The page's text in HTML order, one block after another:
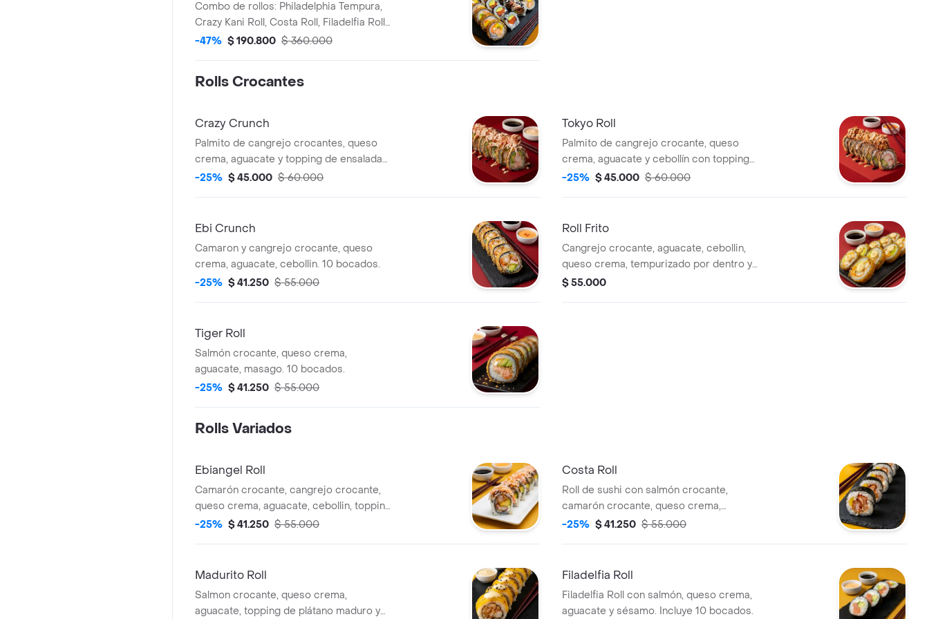
Combo de rollos: Philadelphia Tempura,
Crazy Kani Roll, Costa Roll, Filadelfia Roll
acompañado de una bebida de 1.5 litros.
-47% $ 190.800 $ 360.000
Rolls Crocantes
Crazy Crunch
Palmito de cangrejo crocantes, queso
crema, aguacate y topping de ensalada
dinamita con nuestras salsas.
-25% $ 45.000 $ 60.000
Tokyo Roll
Palmito de cangrejo crocante, queso
crema, aguacate y cebollín con topping
de camaron crocante bañado en salsa de
-25% $ 45.000 $ 60.000
Ebi Crunch
Camaron y cangrejo crocante, queso
crema, aguacate, cebollin. 10 bocados.
-25% $ 41.250 $ 55.000
Roll Frito
Cangrejo crocante, aguacate, cebollin,
queso crema, tempurizado por dentro y
por fuera. 10 bocados.
$ 55.000
Tiger Roll
Salmón crocante, queso crema,
aguacate, masago. 10 bocados.
-25% $ 41.250 $ 55.000
Rolls Variados
Ebiangel Roll
Camarón crocante, cangrejo crocante,
queso crema, aguacate, cebollin, topping
de cabello de angel. 10 bocados.
-25% $ 41.250 $ 55.000
Costa Roll
Roll de sushi con salmón crocante,
camarón crocante, queso crema,
aguacate y cebollín.
-25% $ 41.250 $ 55.000
Madurito Roll
Salmon crocante, queso crema,
aguacate, topping de plátano maduro y
Filadelfia Roll
Filadelfia Roll con salmón, queso crema,
aguacate y sésamo. Incluye 10 bocados.